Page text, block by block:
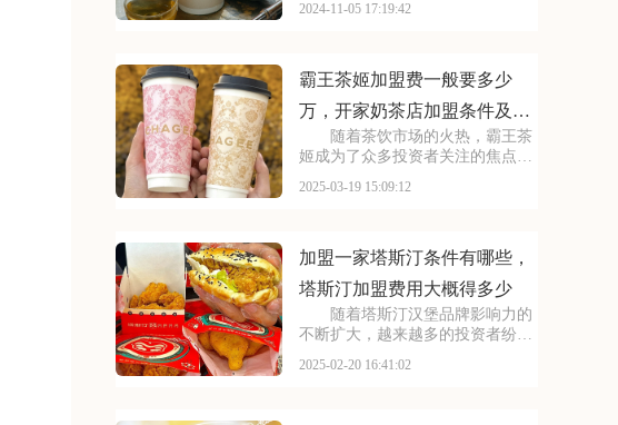
择有实力的品牌加盟是赢得市场的
务赢得了广泛的赞誉。
2024-11-05 17:19:42
霸王茶姬加盟费一般要多少
万，开家奶茶店加盟条件及流
随着茶饮市场的火热，霸王茶
姬成为了众多投资者关注的焦点。
先需要掌握其加盟费及加盟条件。
有关于霸王茶姬加盟费
2025-03-19 15:09:12
加盟一家塔斯汀条件有哪些，
塔斯汀加盟费用大概得多少
随着塔斯汀汉堡品牌影响力的
不断扩大，越来越多的投资者纷纷
汀汉堡需要满足哪些条件？加盟费
2025-02-20 16:41:02